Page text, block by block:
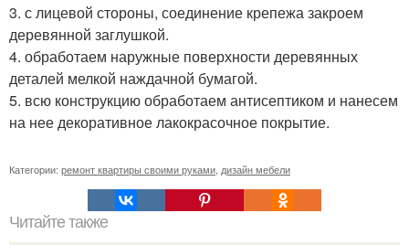
3. с лицевой стороны, соединение крепежа закроем
деревянной заглушкой.
4. обработаем наружные поверхности деревянных
деталей мелкой наждачной бумагой.
5. всю конструкцию обработаем антисептиком и нанесем
на нее декоративное лакокрасочное покрытие.
Категории: ремонт квартиры своими руками дизайн мебели
Читайте также